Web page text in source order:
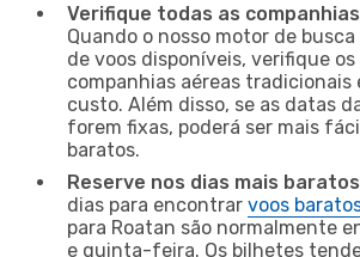
Verifique todas as
Quando o nosso motor de
de voos disponíveis, verifique
companhias aéreas tradicionais
custo. Além disso, se as datas
forem fixas, poderá ser mais
baratos.
Reserve nos dias mais baratos
dias para encontrar voos
para Roatan são normalmente
e quinta-feira. Os bilhetes